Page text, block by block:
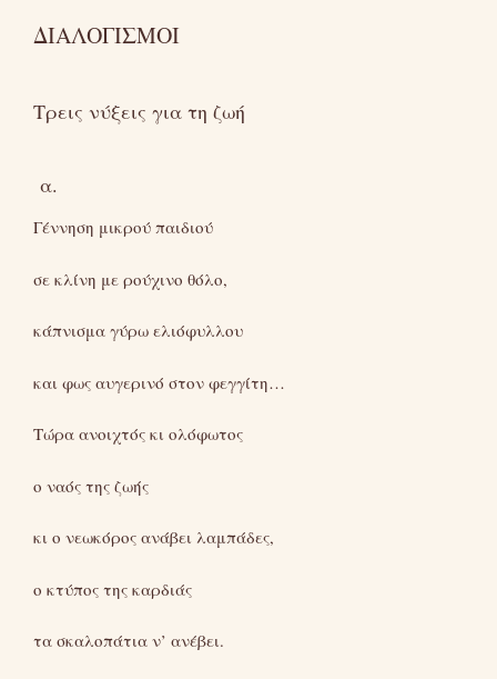
ΔΙΑΛΟΓΙΣΜΟΙ
Τρεις νύξεις για τη ζωή
α.
Γέννηση μικρού παιδιού
σε κλίνη με ρούχινο θόλο,
κάπνισμα γύρω ελιόφυλλου
και φως αυγερινό στον φεγγίτη…
Τώρα ανοιχτός κι ολόφωτος
ο ναός της ζωής
κι ο νεωκόρος ανάβει λαμπάδες,
ο κτύπος της καρδιάς
τα σκαλοπάτια ν’ ανέβει.